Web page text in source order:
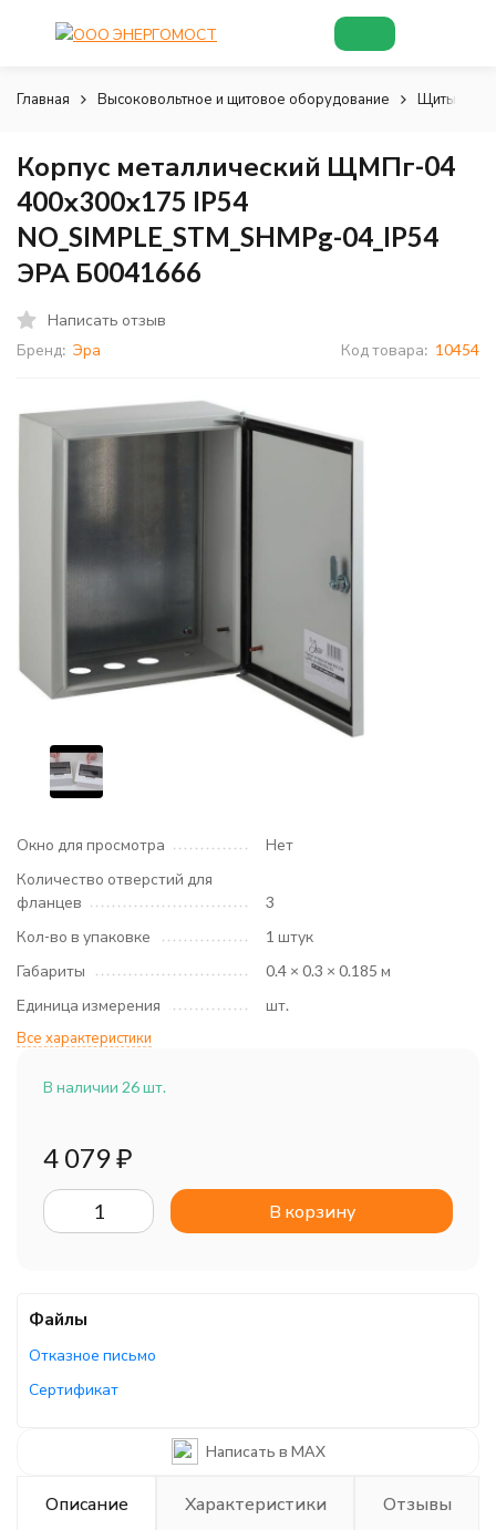
Главная Высоковольтное и щитовое оборудование Щиты и
Корпус металлический ЩМПг-04
400х300х175 IP54
NO_SIMPLE_STM_SHMPg-04_IP54
ЭРА Б0041666
Написать отзыв
Бренд: Эра Код товара: 10454
Окно для просмотра
Нет
Количество отверстий для
фланцев
3
Кол-во в упаковке
1 штук
Габариты
0.4 × 0.3 × 0.185 м
Единица измерения
шт.
Все характеристики
В наличии 26 шт.
4 079₽
В корзину
Файлы
Отказное письмо
Сертификат
Написать в MAX
Описание Характеристики Отзывы